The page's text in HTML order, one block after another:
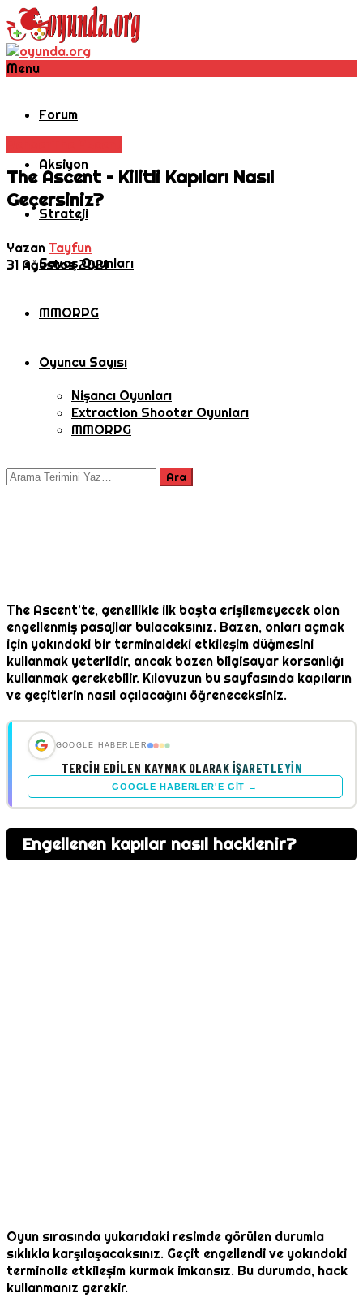
Menu
Forum
Aksiyon
Strateji
Savaş Oyunları
MMORPG
Oyuncu Sayısı
Nişancı Oyunları
Extraction Shooter Oyunları
MMORPG
The Ascent – Kilitli Kapıları Nasıl
Geçersiniz?
Yazan Tayfun
31 Ağustos 2021
The Ascent’te, genellikle ilk başta erişilemeyecek olan
engellenmiş pasajlar bulacaksınız. Bazen, onları açmak
için yakındaki bir terminaldeki etkileşim düğmesini
kullanmak yeterlidir, ancak bazen bilgisayar korsanlığı
kullanmak gerekebilir. Kılavuzun bu sayfasında kapıların
ve geçitlerin nasıl açılacağını öğreneceksiniz.
GOOGLE HABERLER
TERCIH EDILEN KAYNAK OLARAK İŞARETLEYIN
GOOGLE HABERLER'E GIT →
Engellenen kapılar nasıl hacklenir?
Oyun sırasında yukarıdaki resimde görülen durumla
sıklıkla karşılaşacaksınız. Geçit engellendi ve yakındaki
terminalle etkileşim kurmak imkansız. Bu durumda, hack
kullanmanız gerekir.